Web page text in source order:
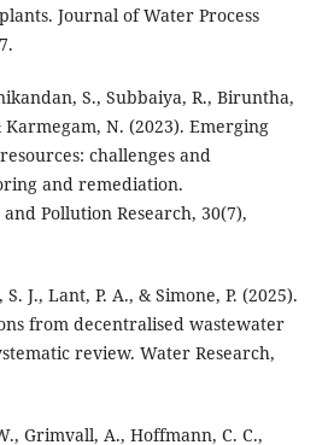
Journal of Water Process
S., Subbaiya, R., Biruntha,
N. (2023). Emerging
challenges and
and remediation.
Pollution Research, 30(7),
J., Lant, P. A., & Simone, P. (2025).
from decentralised wastewater
review. Water Research,
Grimvall, A., Hoffmann, C. C.,